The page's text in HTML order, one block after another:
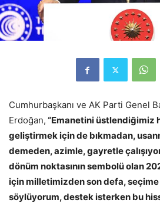
Cumhurbaşkanı ve AK Parti Genel
Erdoğan, “Emanetini üstlendiğimiz
geliştirmek için de bıkmadan,
demeden, azimle, gayretle
dönüm noktasının sembolü olan
için milletimizden son defa,
söylüyorum, destek isterken bu